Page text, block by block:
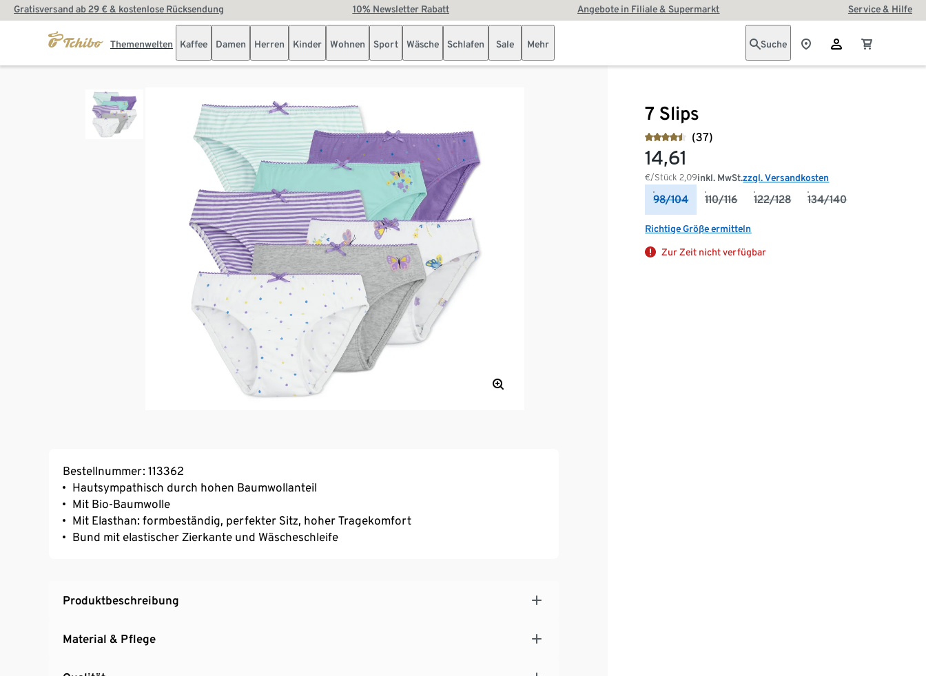
Gratisversand ab 29 € & kostenlose Rücksendung 10% Newsletter Rabatt Angebote in Filiale & Supermarkt Service & Hilfe
Themenwelten Kaffee Damen Herren Kinder Wohnen Sport Wäsche Schlafen Sale Mehr Suche
7 Slips
(37)
14,61
€/Stück2,09inkl. MwSt.zzgl. Versandkosten
98/104 110/116 122/128 134/140
Richtige Größe ermitteln
Zur Zeit nicht verfügbar
Bestellnummer: 113362
Hautsympathisch durch hohen Baumwollanteil
Mit Bio-Baumwolle
Mit Elasthan: formbeständig, perfekter Sitz, hoher Tragekomfort
Bund mit elastischer Zierkante und Wäscheschleife
Produktbeschreibung
Material & Pflege